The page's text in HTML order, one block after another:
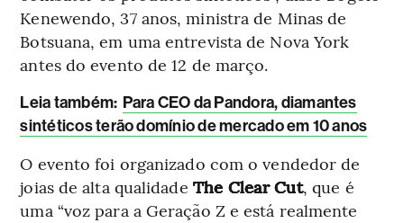
Kenewendo, 37 anos, ministra de Minas de
Botsuana, em uma entrevista de Nova York
antes do evento de 12 de março.
Leia também: Para CEO da Pandora, diamantes
sintéticos terão domínio de mercado em 10 anos
O evento foi organizado com o vendedor de
joias de alta qualidade The Clear Cut, que é
uma “voz para a Geração Z e está realmente